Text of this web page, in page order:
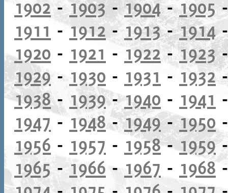
1902 -1903-1904-1905
1911 -1912-1913-1914
1920 - 1921 - 1922-1923
1929- 1930 - 1931 - 1932
1938- 1939-1940 - 1941
1947 - 1948-1949-1950
1956 - 1957 - 1958-1959
1965 -1966 - 1967 - 1968